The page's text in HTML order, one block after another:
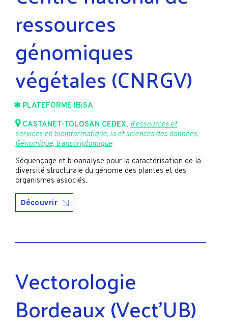
ressources
génomiques
végétales (CNRGV)
PLATEFORME IBiSA
CASTANET-TOLOSAN CEDEX, Ressources et
services en bioinformatique, ia et sciences des données,
Génomique, transcriptomique
Séquençage et bioanalyse pour la caractérisation de la
diversité structurale du génome des plantes et des
organismes associés.
Découvrir
Vectorologie
Bordeaux (Vect’UB)